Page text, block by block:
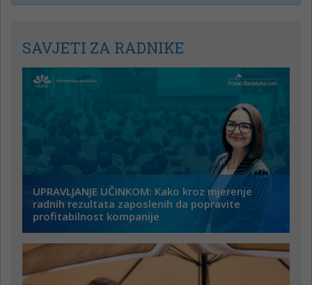
SAVJETI ZA RADNIKE
UPRAVLJANJE UČINKOM: Kako kroz mjerenje
radnih rezultata zaposlenih da popravite
profitabilnost kompanije